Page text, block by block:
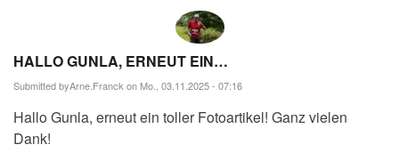
HALLO GUNLA, ERNEUT EIN…
Submitted byArne.Franck on Mo., 03.11.2025 - 07:16
Hallo Gunla, erneut ein toller Fotoartikel! Ganz vielen
Dank!